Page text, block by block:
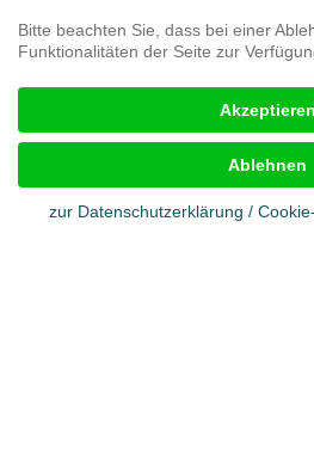
Impressum
Cookies
Datenschutz
Bitte beachten Sie, dass bei einer
Funktionalitäten der Seite zur
Akzeptieren
Ablehnen
zur Datenschutzerklärung /